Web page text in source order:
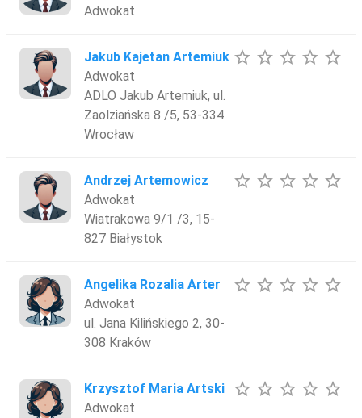
Adwokat
Jakub Kajetan Artemiuk
Adwokat
ADLO Jakub Artemiuk, ul.
Zaolziańska 8 /5, 53-334
Wrocław
star_border star_border star_border star_border star_border
Andrzej Artemowicz
Adwokat
Wiatrakowa 9/1 /3, 15-
827 Białystok
star_border star_border star_border star_border star_border
Angelika Rozalia Arter
Adwokat
ul. Jana Kilińskiego 2, 30-
308 Kraków
star_border star_border star_border star_border star_border
Krzysztof Maria Artski
Adwokat
star_border star_border star_border star_border star_border